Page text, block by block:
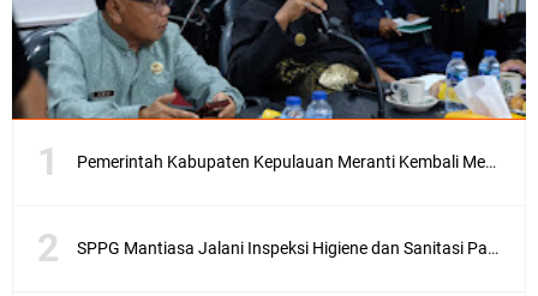
Pemerintah Kabupaten Kepulauan Meranti Kembali Merombak 3 Pejabat Eselon III. A Serta III. B
SPPG Mantiasa Jalani Inspeksi Higiene dan Sanitasi Pangan